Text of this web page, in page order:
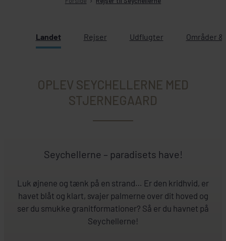
Landet Rejser Udflugter Områder &
OPLEV SEYCHELLERNE MED
STJERNEGAARD
Seychellerne – paradisets have!
Luk øjnene og tænk på en strand… Er den kridhvid, er
havet blåt og klart, svajer palmerne over dit hoved og
ser du smukke granitformationer? Så er du havnet på
Seychellerne!